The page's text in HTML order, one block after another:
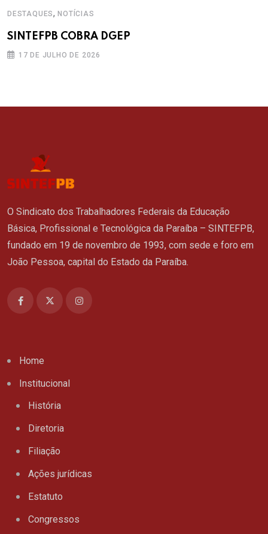
DESTAQUES,NOTÍCIAS
SINTEFPB COBRA DGEP
17 DE JULHO DE 2026
O Sindicato dos Trabalhadores Federais da Educação
Básica, Profissional e Tecnológica da Paraíba – SINTEFPB,
fundado em 19 de novembro de 1993, com sede e foro em
João Pessoa, capital do Estado da Paraíba.
Home
Institucional
História
Diretoria
Filiação
Ações jurídicas
Estatuto
Congressos